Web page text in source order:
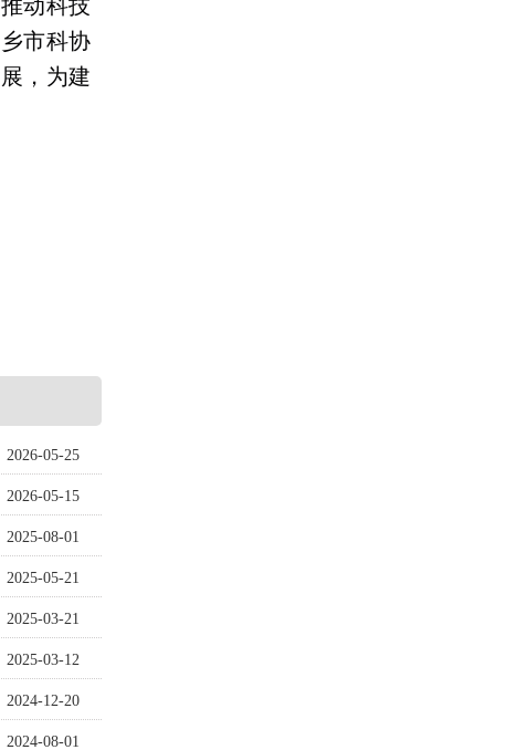
动科技
市科协
，为建
2026-05-25
2026-05-15
2025-08-01
2025-05-21
2025-03-21
2025-03-12
2024-12-20
2024-08-01